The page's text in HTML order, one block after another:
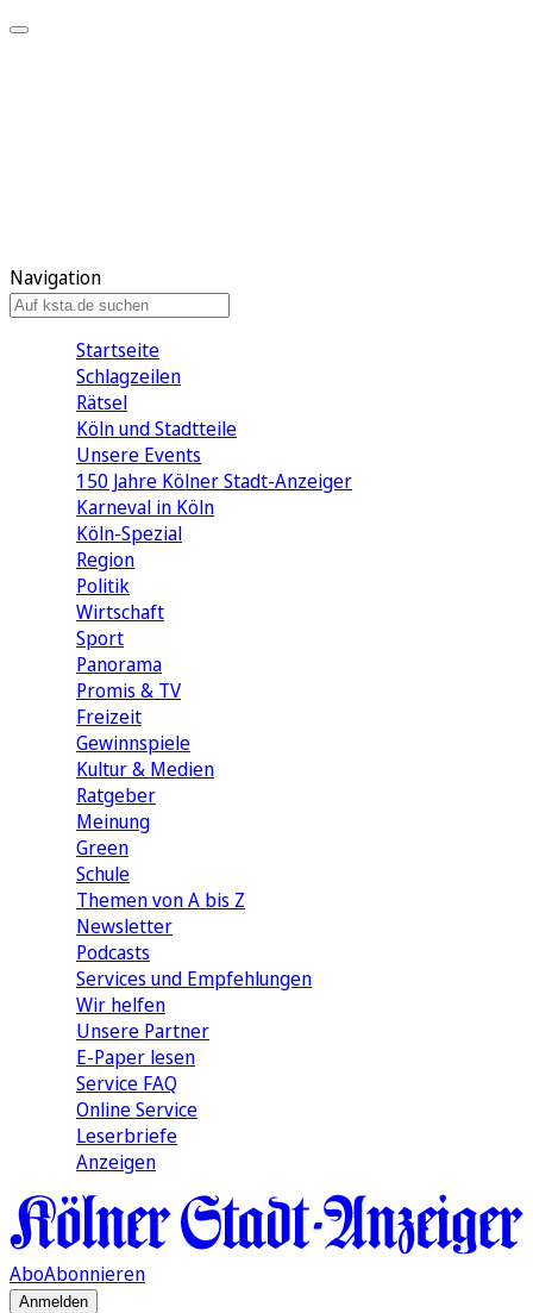
Navigation
Startseite
Schlagzeilen
Rätsel
Köln und Stadtteile
Unsere Events
150 Jahre Kölner Stadt-Anzeiger
Karneval in Köln
Köln-Spezial
Region
Politik
Wirtschaft
Sport
Panorama
Promis & TV
Freizeit
Gewinnspiele
Kultur & Medien
Ratgeber
Meinung
Green
Schule
Themen von A bis Z
Newsletter
Podcasts
Services und Empfehlungen
Wir helfen
Unsere Partner
E-Paper lesen
Service FAQ
Online Service
Leserbriefe
Anzeigen
AboAbonnieren
Anmelden